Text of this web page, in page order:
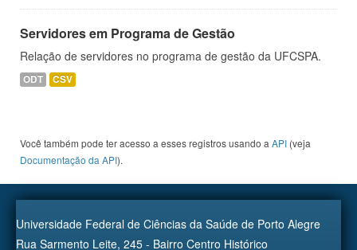
Servidores em Programa de Gestão
Relação de servidores no programa de gestão da UFCSPA.
ODT CSV
Você também pode ter acesso a esses registros usando a API (veja
Documentação da API).
Universidade Federal de Ciências da Saúde de Porto Alegre
Rua Sarmento Leite, 245 - Bairro Centro Histórico